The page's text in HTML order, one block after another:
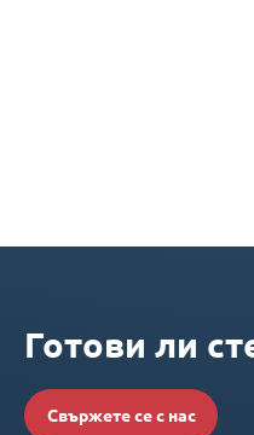
Готови ли
Свържете се с нас